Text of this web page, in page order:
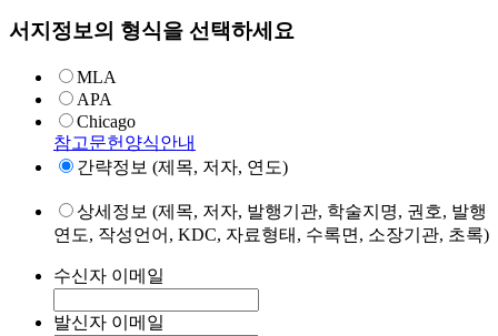
서지정보의 형식을 선택하세요
MLA
APA
Chicago
참고문헌양식안내
간략정보 (제목, 저자, 연도)
상세정보 (제목, 저자, 발행기관, 학술지명, 권호, 발행
연도, 작성언어, KDC, 자료형태, 수록면, 소장기관, 초록)
수신자 이메일
발신자 이메일